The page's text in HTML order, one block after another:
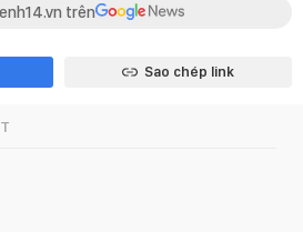
trên
Sao chép link